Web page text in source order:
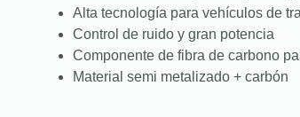
Alta tecnología para vehículos de
Control de ruido y gran potencia
Componente de fibra de carbono
Material semi metalizado + carbón